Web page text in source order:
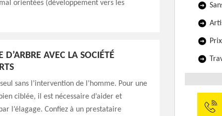
orientées (développement vers les
D’ARBRE AVEC LA SOCIÉTÉ
sans l’intervention de l’homme. Pour une
ciblée, il est nécessaire d’aider et
l’élagage. Confiez à un prestataire